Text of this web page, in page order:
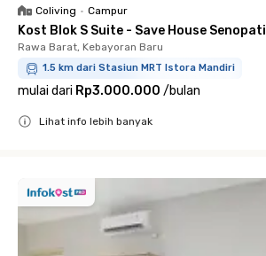
Coliving • Campur
Kost Blok S Suite - Save House Senopati
Rawa Barat, Kebayoran Baru
1.5 km dari Stasiun MRT Istora Mandiri
mulai dari Rp3.000.000 /bulan
Lihat info lebih banyak